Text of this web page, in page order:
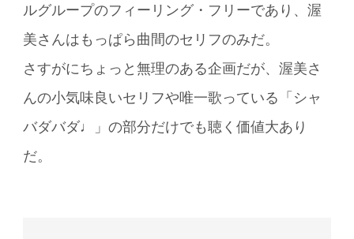
ルグループのフィーリング・フリーであり、渥
美さんはもっぱら曲間のセリフのみだ。
さすがにちょっと無理のある企画だが、渥美さ
んの小気味良いセリフや唯一歌っている「シャ
バダバダ♩」の部分だけでも聴く価値大あり
だ。